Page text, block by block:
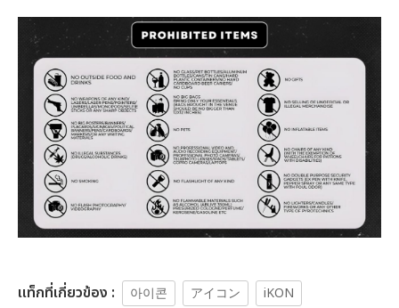
เเท็กที่เกี่ยวข้อง : 아이콘 アイコン
iKON